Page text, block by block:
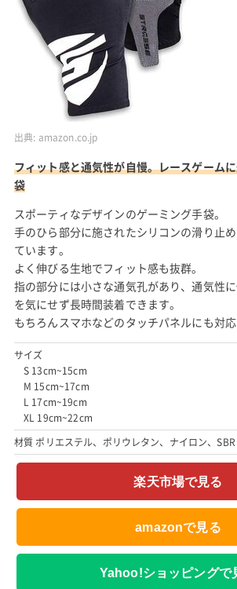
出典: amazon.co.jp
フィット感と通気性が自慢。レースゲーム
袋
スポーティなデザインのゲーミング手袋。
手のひら部分に施されたシリコンの滑り止
ています。
よく伸びる生地でフィット感も抜群。
指の部分には小さな通気孔があり、通気性
を気にせず長時間装着できます。
もちろんスマホなどのタッチパネルにも対応
サイズ
S 13cm~15cm
M 15cm~17cm
L 17cm~19cm
XL 19cm~22cm
材質 ポリエステル、ポリウレタン、ナイロン、SBR
楽天市場で見る
amazonで見る
Yahoo!ショッピングで